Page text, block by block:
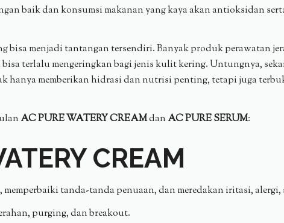
baik dan konsumsi makanan yang kaya akan antioksidan
bisa menjadi tantangan tersendiri. Banyak produk perawatan
terlalu mengeringkan bagi jenis kulit kering. Untungnya,
hanya memberikan hidrasi dan nutrisi penting, tetapi juga
AC PURE WATERY CREAMdan AC PURE SERUM:
CREAM
tanda-tanda penuaan, dan meredakan iritasi,
purging, dan breakout.